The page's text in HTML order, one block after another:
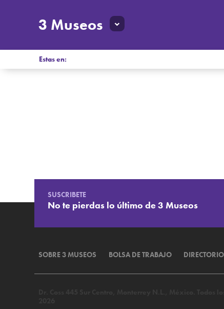
3 Museos
Estas en:
SUSCRIBETE
No te pierdas lo último de 3 Museos
SOBRE 3 MUSEOS BOLSA DE TRABAJO DIRECTORIO